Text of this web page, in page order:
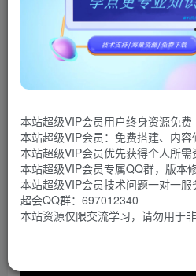
验。如果您喜欢该游戏内容，请支
游戏介绍
在开放式的中世纪奇幻世界
伏的地下城。经典硬核的回合制
视野，战雾，冲锋，夹击，法术，
式的竞技场模式中自由体验更多
游戏视频
本站超级VIP会员用户终身资源免费
本站超级VIP会员：免费搭建、内
本站超级VIP会员优先获得个人所需
本站超级VIP会员专属QQ群，版本
本站超级VIP会员技术问题一对一
超会QQ群：697012340
本站资源仅限交流学习，请勿用于非